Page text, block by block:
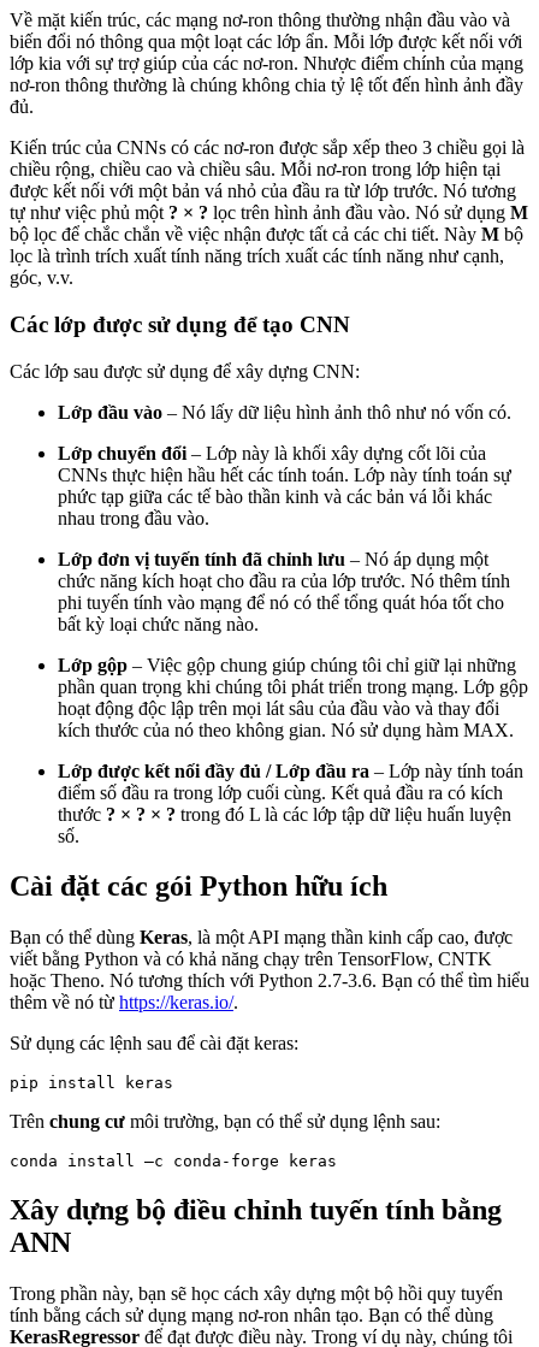
Về mặt kiến ​​trúc, các mạng nơ-ron thông thường nhận đầu vào và
biến đổi nó thông qua một loạt các lớp ẩn. Mỗi lớp được kết nối với
lớp kia với sự trợ giúp của các nơ-ron. Nhược điểm chính của mạng
nơ-ron thông thường là chúng không chia tỷ lệ tốt đến hình ảnh đầy
đủ.
Kiến trúc của CNNs có các nơ-ron được sắp xếp theo 3 chiều gọi là
chiều rộng, chiều cao và chiều sâu. Mỗi nơ-ron trong lớp hiện tại
được kết nối với một bản vá nhỏ của đầu ra từ lớp trước. Nó tương
tự như việc phủ một ? × ? lọc trên hình ảnh đầu vào. Nó sử dụng M
bộ lọc để chắc chắn về việc nhận được tất cả các chi tiết. Này M bộ
lọc là trình trích xuất tính năng trích xuất các tính năng như cạnh,
góc, v.v.
Các lớp được sử dụng để tạo CNN
Các lớp sau được sử dụng để xây dựng CNN:
Lớp đầu vào – Nó lấy dữ liệu hình ảnh thô như nó vốn có.
Lớp chuyển đổi – Lớp này là khối xây dựng cốt lõi của
CNNs thực hiện hầu hết các tính toán. Lớp này tính toán sự
phức tạp giữa các tế bào thần kinh và các bản vá lỗi khác
nhau trong đầu vào.
Lớp đơn vị tuyến tính đã chỉnh lưu – Nó áp dụng một
chức năng kích hoạt cho đầu ra của lớp trước. Nó thêm tính
phi tuyến tính vào mạng để nó có thể tổng quát hóa tốt cho
bất kỳ loại chức năng nào.
Lớp gộp – Việc gộp chung giúp chúng tôi chỉ giữ lại những
phần quan trọng khi chúng tôi phát triển trong mạng. Lớp gộp
hoạt động độc lập trên mọi lát sâu của đầu vào và thay đổi
kích thước của nó theo không gian. Nó sử dụng hàm MAX.
Lớp được kết nối đầy đủ / Lớp đầu ra – Lớp này tính toán
điểm số đầu ra trong lớp cuối cùng. Kết quả đầu ra có kích
thước ? × ? × ? trong đó L là các lớp tập dữ liệu huấn luyện
số.
Cài đặt các gói Python hữu ích
Bạn có thể dùng Keras, là một API mạng thần kinh cấp cao, được
viết bằng Python và có khả năng chạy trên TensorFlow, CNTK
hoặc Theno. Nó tương thích với Python 2.7-3.6. Bạn có thể tìm hiểu
thêm về nó từ https://keras.io/.
Sử dụng các lệnh sau để cài đặt keras:
Trên chung cư môi trường, bạn có thể sử dụng lệnh sau:
Xây dựng bộ điều chỉnh tuyến tính bằng
ANN
Trong phần này, bạn sẽ học cách xây dựng một bộ hồi quy tuyến
tính bằng cách sử dụng mạng nơ-ron nhân tạo. Bạn có thể dùng
KerasRegressor để đạt được điều này. Trong ví dụ này, chúng tôi